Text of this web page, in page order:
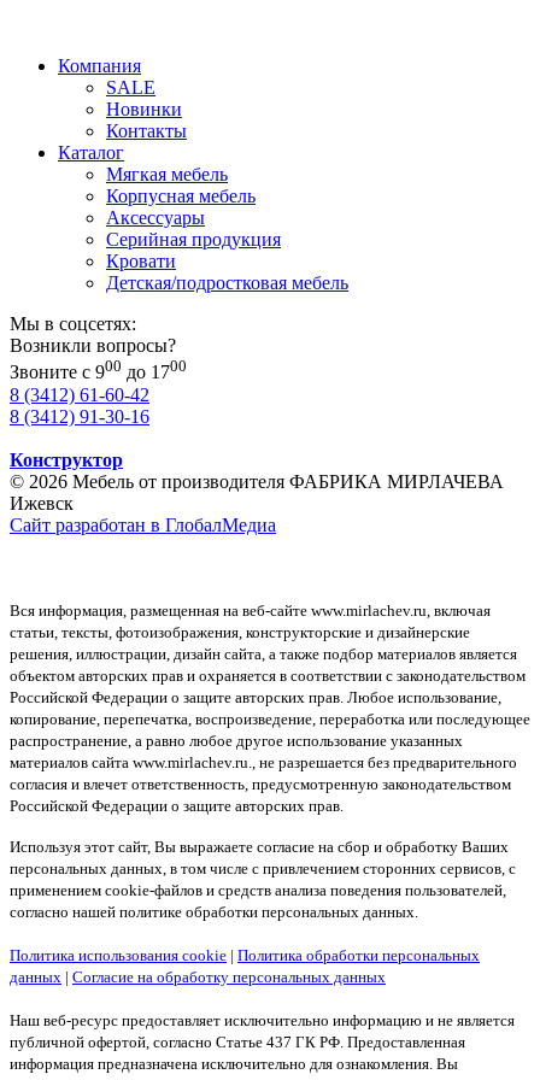
Компания
SALE
Новинки
Контакты
Каталог
Мягкая мебель
Корпусная мебель
Аксессуары
Серийная продукция
Кровати
Детская/подростковая мебель
Мы в соцсетях:
Возникли вопросы?
Звоните с 900 до 1700
8 (3412) 61-60-42
8 (3412) 91-30-16
Конструктор
© 2026 Мебель от производителя ФАБРИКА МИРЛАЧЕВА
Ижевск
Сайт разработан в ГлобалМедиа
Вся информация, размещенная на веб-сайте www.mirlachev.ru, включая
статьи, тексты, фотоизображения, конструкторские и дизайнерские
решения, иллюстрации, дизайн сайта, а также подбор материалов является
объектом авторских прав и охраняется в соответствии с законодательством
Российской Федерации о защите авторских прав. Любое использование,
копирование, перепечатка, воспроизведение, переработка или последующее
распространение, а равно любое другое использование указанных
материалов сайта www.mirlachev.ru., не разрешается без предварительного
согласия и влечет ответственность, предусмотренную законодательством
Российской Федерации о защите авторских прав.
Используя этот сайт, Вы выражаете согласие на сбор и обработку Ваших
персональных данных, в том числе с привлечением сторонних сервисов, с
применением cookie-файлов и средств анализа поведения пользователей,
согласно нашей политике обработки персональных данных.
Политика использования cookie | Политика обработки персональных
данных | Согласие на обработку персональных данных
Наш веб-ресурс предоставляет исключительно информацию и не является
публичной офертой, согласно Статье 437 ГК РФ. Предоставленная
информация предназначена исключительно для ознакомления. Вы